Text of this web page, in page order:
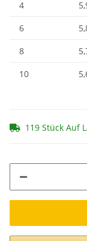
4
6
8
10
119 Stück Auf